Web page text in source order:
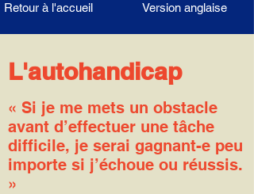
Retour à l'accueil Version anglaise
L'autohandicap
« Si je me mets un obstacle
avant d’effectuer une tâche
difficile, je serai gagnant-e peu
importe si j’échoue ou réussis.
»